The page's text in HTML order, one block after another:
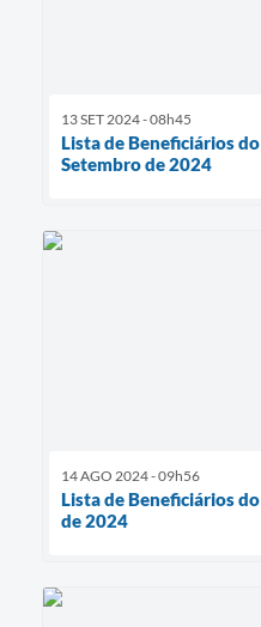
13 SET 2024 - 08h45
Lista de Beneficiários
Setembro de 2024
14 AGO 2024 - 09h56
Lista de Beneficiários
de 2024